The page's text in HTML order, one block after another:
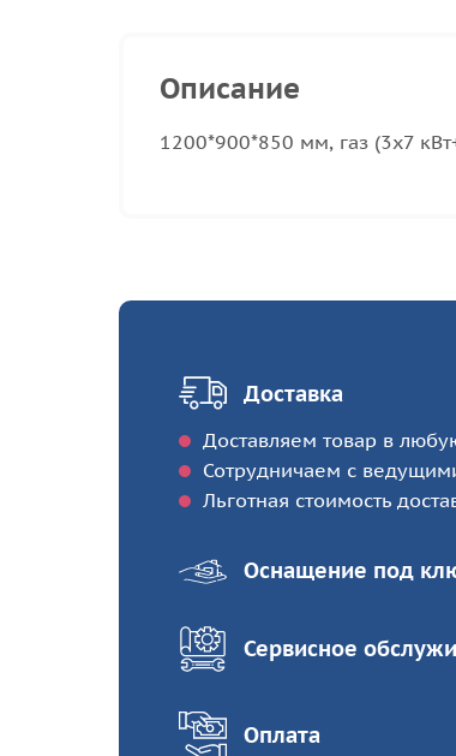
Описание
1200*900*850 мм, газ (3x7
Доставка
Доставляем товар в
Сотрудничаем с
Льготная стоимость
Оснащение под
Сервисное
Оплата